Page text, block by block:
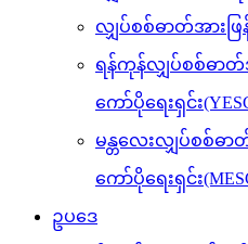
လျှပ်စစ်ဓာတ်အားဖြ
ရန်ကုန်လျှပ်စစ်ဓာတ်
ကော်ပိုရေးရှင်း
မန္တလေးလျှပ်စစ်ဓာ
ကော်ပိုရေးရှင်း
ဥပဒေ